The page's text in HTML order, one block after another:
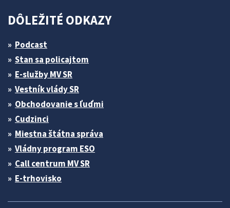
DÔLEŽITÉ ODKAZY
Podcast
Stan sa policajtom
E-služby MV SR
Vestník vlády SR
Obchodovanie s ľuďmi
Cudzinci
Miestna štátna správa
Vládny program ESO
Call centrum MV SR
E-trhovisko